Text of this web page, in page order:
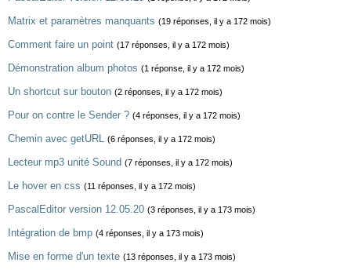
Matrix et paramètres manquants (19 réponses, il y a 172 mois)
Comment faire un point (17 réponses, il y a 172 mois)
Démonstration album photos (1 réponse, il y a 172 mois)
Un shortcut sur bouton (2 réponses, il y a 172 mois)
Pour on contre le Sender ? (4 réponses, il y a 172 mois)
Chemin avec getURL (6 réponses, il y a 172 mois)
Lecteur mp3 unité Sound (7 réponses, il y a 172 mois)
Le hover en css (11 réponses, il y a 172 mois)
PascalEditor version 12.05.20 (3 réponses, il y a 173 mois)
Intégration de bmp (4 réponses, il y a 173 mois)
Mise en forme d'un texte (13 réponses, il y a 173 mois)